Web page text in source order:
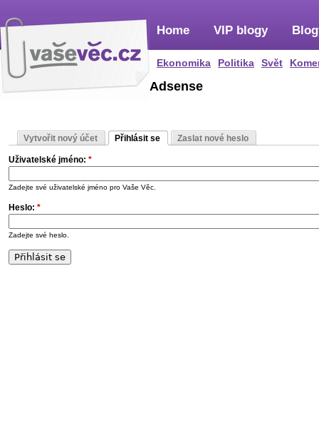
Home
Ekonomika Politika Svět
VIP blogy
Adsense
Vytvořit nový účet Přihlásit se Zaslat nové heslo
Uživatelské jméno: *
Zadejte své uživatelské jméno pro Vaše Věc.
Heslo: *
Zadejte své heslo.